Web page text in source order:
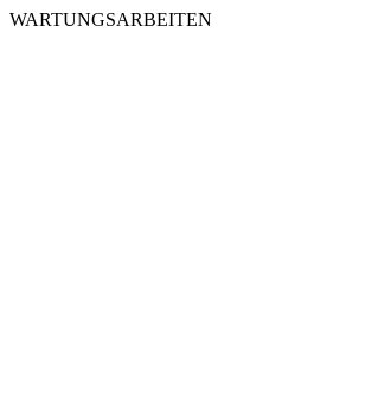
WARTUNGSARBEITEN